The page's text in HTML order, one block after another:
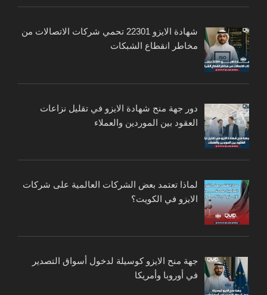
شهادة الايزو 22301 تحمي شركات الاتصالات من
مخاطر انقطاع الشبكات
دور جهة منح شهادة الايزو في تقليل نزاعات
العقود بين الموردين والعملاء
لماذا تعتمد بعض الشركات العالمية على شركات
الايزو في الكويت؟
جهة منح الايزو كوسيلة لدخول أسواق التصدير
في أوروبا وأمريكا